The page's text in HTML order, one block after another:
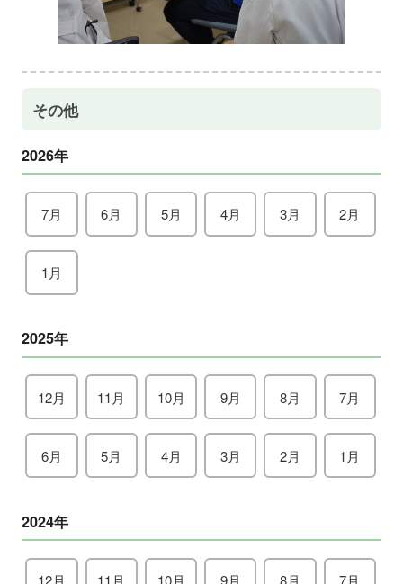
その他
2026年
7月 6月 5月 4月 3月 2月
1月
2025年
12月 11月 10月 9月 8月 7月
6月 5月 4月 3月 2月 1月
2024年